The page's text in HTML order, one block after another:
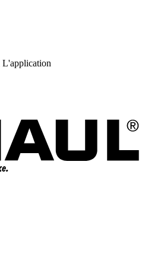
L'application